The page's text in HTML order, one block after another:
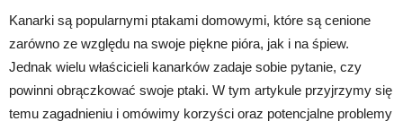
Kanarki są popularnymi ptakami domowymi, które są cenione
zarówno ze względu na swoje piękne pióra, jak i na śpiew.
Jednak wielu właścicieli kanarków zadaje sobie pytanie, czy
powinni obrączkować swoje ptaki. W tym artykule przyjrzymy się
temu zagadnieniu i omówimy korzyści oraz potencjalne problemy